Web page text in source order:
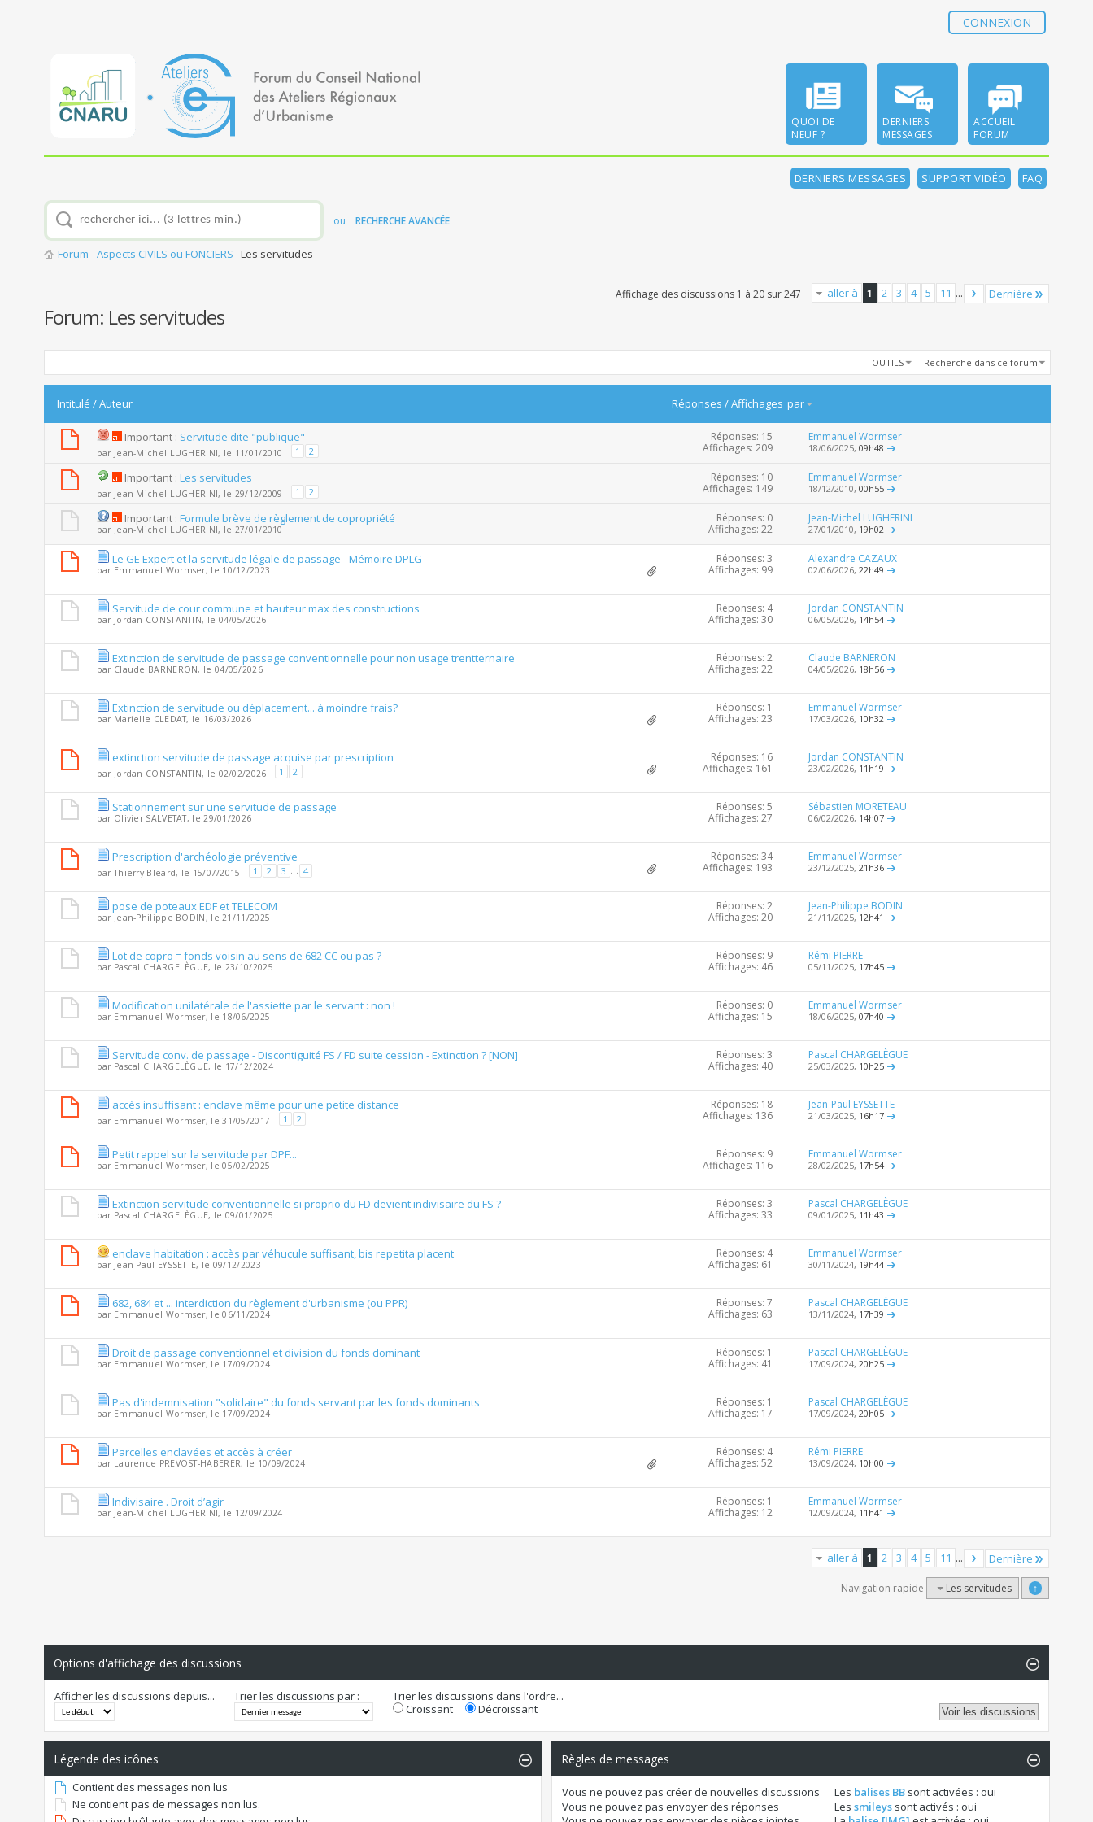
CONNEXION
QUOI DE
NEUF ?
DERNIERS
MESSAGES
ACCUEIL
FORUM
DERNIERS MESSAGES SUPPORT VIDÉO FAQ
ou RECHERCHE AVANCÉE
Forum Aspects CIVILS ou FONCIERS Les servitudes
aller à 1 2 3 4 5 11 ... Dernière
Affichage des discussions 1 à 20 sur 247
Forum: Les servitudes
OUTILS Recherche dans ce forum
Intitulé /Auteur Réponses /Affichages par
Important : Servitude dite "publique"
par Jean-Michel LUGHERINI, le 11/01/2010 1 2
Réponses: 15
Affichages: 209
Emmanuel Wormser
18/06/2025,09h48
Important : Les servitudes
par Jean-Michel LUGHERINI, le 29/12/2009 1 2
Réponses: 10
Affichages: 149
Emmanuel Wormser
18/12/2010,00h55
Important : Formule brève de règlement de copropriété
par Jean-Michel LUGHERINI, le 27/01/2010
Réponses: 0
Affichages: 22
Jean-Michel LUGHERINI
27/01/2010, 19h02
Le GE Expert et la servitude légale de passage - Mémoire DPLG
par Emmanuel Wormser, le 10/12/2023
Réponses: 3
Affichages: 99
Alexandre CAZAUX
02/06/2026,22h49
Servitude de cour commune et hauteur max des constructions
par Jordan CONSTANTIN, le 04/05/2026
Réponses: 4
Affichages: 30
Jordan CONSTANTIN
06/05/2026, 14h54
Extinction de servitude de passage conventionnelle pour non usage trentternaire
par Claude BARNERON, le 04/05/2026
Réponses: 2
Affichages: 22
Claude BARNERON
04/05/2026, 18h56
Extinction de servitude ou déplacement... à moindre frais?
par Marielle CLEDAT, le 16/03/2026
Réponses: 1
Affichages: 23
Emmanuel Wormser
17/03/2026, 10h32
extinction servitude de passage acquise par prescription
par Jordan CONSTANTIN, le 02/02/2026 1 2
Réponses: 16
Affichages: 161
Jordan CONSTANTIN
23/02/2026, 11h19
Stationnement sur une servitude de passage
par Olivier SALVETAT, le 29/01/2026
Réponses: 5
Affichages: 27
Sébastien MORETEAU
06/02/2026, 14h07
Prescription d'archéologie préventive
parThierry Bleard, le 15/07/2015 1 2 3 ... 4
Réponses: 34
Affichages: 193
Emmanuel Wormser
23/12/2025,21h36
pose de poteaux EDF et TELECOM
par Jean-Philippe BODIN, le 21/11/2025
Réponses: 2
Affichages: 20
Jean-Philippe BODIN
21/11/2025, 12h41
Lot de copro = fonds voisin au sens de 682 CC ou pas ?
par Pascal CHARGELÈGUE, le 23/10/2025
Réponses: 9
Affichages: 46
Rémi PIERRE
05/11/2025, 17h45
Modification unilatérale de l'assiette par le servant : non !
par Emmanuel Wormser, le 18/06/2025
Réponses: 0
Affichages: 15
Emmanuel Wormser
18/06/2025,07h40
Servitude conv. de passage - Discontiguité FS / FD suite cession - Extinction ? [NON]
par Pascal CHARGELÈGUE, le 17/12/2024
Réponses: 3
Affichages: 40
Pascal CHARGELÈGUE
25/03/2025, 10h25
accès insuffisant : enclave même pour une petite distance
par Emmanuel Wormser, le 31/05/2017 1 2
Réponses: 18
Affichages: 136
Jean-Paul EYSSETTE
21/03/2025, 16h17
Petit rappel sur la servitude par DPF...
par Emmanuel Wormser, le 05/02/2025
Réponses: 9
Affichages: 116
Emmanuel Wormser
28/02/2025, 17h54
Extinction servitude conventionnelle si proprio du FD devient indivisaire du FS ?
par Pascal CHARGELÈGUE, le 09/01/2025
Réponses: 3
Affichages: 33
Pascal CHARGELÈGUE
09/01/2025, 11h43
enclave habitation : accès par véhucule suffisant, bis repetita placent
par Jean-Paul EYSSETTE, le 09/12/2023
Réponses: 4
Affichages: 61
Emmanuel Wormser
30/11/2024, 19h44
682, 684 et ... interdiction du règlement d'urbanisme (ou PPR)
par Emmanuel Wormser, le 06/11/2024
Réponses: 7
Affichages: 63
Pascal CHARGELÈGUE
13/11/2024, 17h39
Droit de passage conventionnel et division du fonds dominant
par Emmanuel Wormser, le 17/09/2024
Réponses: 1
Affichages: 41
Pascal CHARGELÈGUE
17/09/2024,20h25
Pas d'indemnisation "solidaire" du fonds servant par les fonds dominants
par Emmanuel Wormser, le 17/09/2024
Réponses: 1
Affichages: 17
Pascal CHARGELÈGUE
17/09/2024,20h05
Parcelles enclavées et accès à créer
par Laurence PREVOST-HABERER, le 10/09/2024
Réponses: 4
Affichages: 52
Rémi PIERRE
13/09/2024, 10h00
Indivisaire . Droit d’agir
par Jean-Michel LUGHERINI, le 12/09/2024
Réponses: 1
Affichages: 12
Emmanuel Wormser
12/09/2024, 11h41
aller à 1 2 3 4 5 11 ... Dernière
Navigation rapide Les servitudes ↑
Options d'affichage des discussions
Afficher les discussions depuis... Trier les discussions par :
Trier les discussions dans l'ordre...
Croissant
Décroissant
Légende des icônes
Contient des messages non lus
Ne contient pas de messages non lus.
Règles de messages
Vousne pouvez pas créer de nouvelles discussions
Vousne pouvez pas envoyer des réponses
Les balises BBsont activées : oui
Les smileyssont activés : oui